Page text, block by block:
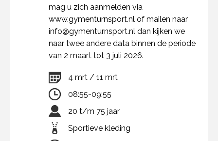
mag u zich aanmelden via
www.gymenturnsport.nl of mailen naar
info@gymenturnsport.nl dan kijken we
naar twee andere data binnen de periode
van 2 maart tot 3 juli 2026.
4 mrt / 11 mrt
08:55-09:55
20 t/m 75 jaar
Sportieve kleding